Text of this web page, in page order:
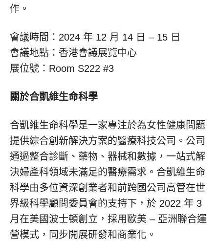
作。
會議時間：2024 年 12 月 14 日 – 15 日
會議地點：香港會議展覽中心
展位號：Room S222 #3
關於合凱維生命科學
合凱維生命科學是一家專注於為女性健康問題
提供綜合創新解決方案的醫療科技公司。公司
通過整合診斷、藥物、器械和數據，一站式解
決婦產科領域未滿足的醫療需求。合凱維生命
科學由多位資深創業者和前跨國公司高管在世
界級科學顧問委員會的支持下，於 2022 年 3
月在美國波士頓創立，採用歐美 – 亞洲聯合運
營模式，同步開展研發和商業化。